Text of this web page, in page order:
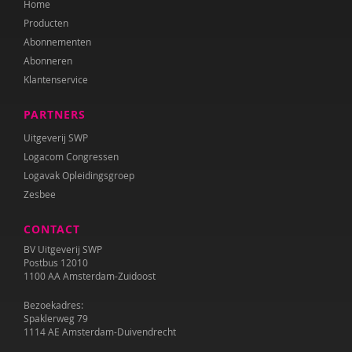
Dawn Huebner
Corina Hulsman
Sherita Jager
Francine Jellesma
IJsbrand Jepma
Lisanne Jilink
Tilly de Jong
Annelies Karelse
Hilde Krajenbrink
Home
Producten
Abonnementen
Abonneren
Klantenservice
PARTNERS
Uitgeverij SWP
Logacom Congressen
Logavak Opleidingsgroep
Zesbee
CONTACT
BV Uitgeverij SWP
Postbus 12010
1100 AA Amsterdam-Zuidoost
Bezoekadres:
Spaklerweg 79
1114 AE Amsterdam-Duivendrecht